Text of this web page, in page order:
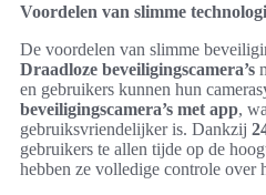
Voordelen van slimme
De voordelen van slimme
Draadloze beveiligingscamera’s
en gebruikers kunnen hun
beveiligingscamera’s met app,
gebruiksvriendelijker is. Dankzij
gebruikers te allen tijde op de
hebben ze volledige controle over